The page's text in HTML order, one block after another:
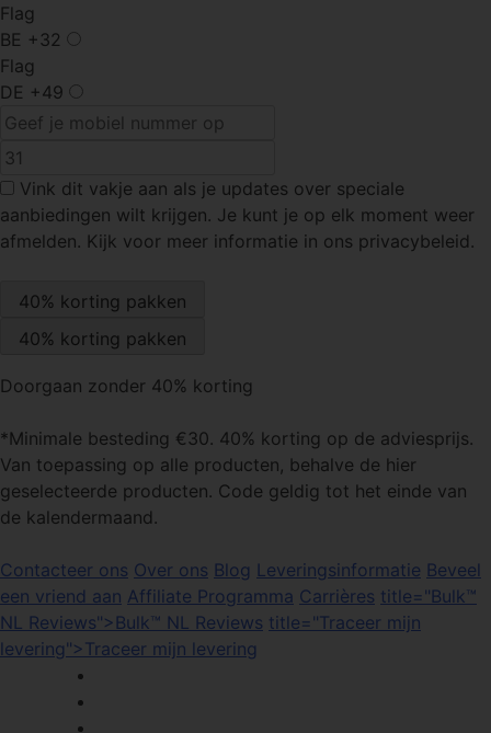
Flag
BE +32
Flag
DE +49
Vink dit vakje aan als je updates over speciale
aanbiedingen wilt krijgen. Je kunt je op elk moment weer
afmelden. Kijk voor meer informatie in ons privacybeleid.
Doorgaan zonder 40% korting
*Minimale besteding €30. 40% korting op de adviesprijs.
Van toepassing op alle producten, behalve de hier
geselecteerde producten. Code geldig tot het einde van
de kalendermaand.
Contacteer ons Over ons Blog Leveringsinformatie Beveel
een vriend aan Affiliate Programma Carrières title="Bulk™
NL Reviews">Bulk™ NL Reviews title="Traceer mijn
levering">Traceer mijn levering